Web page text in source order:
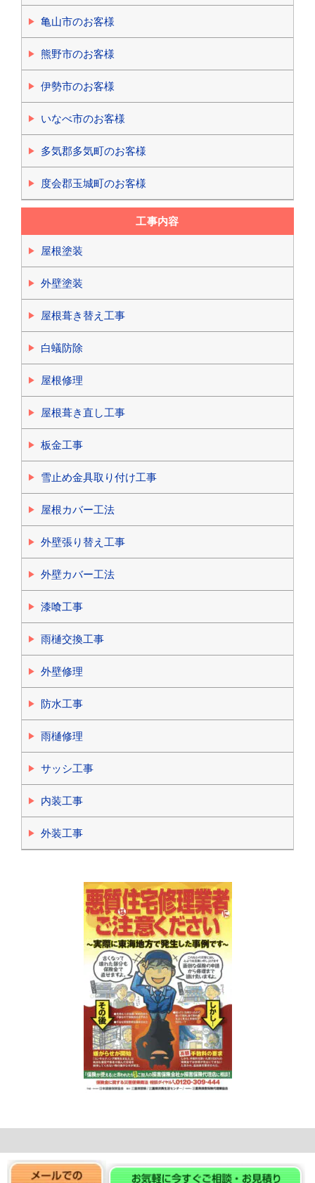
亀山市のお客様
熊野市のお客様
伊勢市のお客様
いなべ市のお客様
多気郡多気町のお客様
度会郡玉城町のお客様
工事内容
屋根塗装
外壁塗装
屋根葺き替え工事
白蟻防除
屋根修理
屋根葺き直し工事
板金工事
雪止め金具取り付け工事
屋根カバー工法
外壁張り替え工事
外壁カバー工法
漆喰工事
雨樋交換工事
外壁修理
防水工事
雨樋修理
サッシ工事
内装工事
外装工事